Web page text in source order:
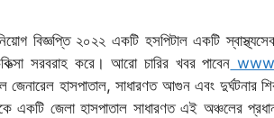
বিজ্ঞপ্তি ২০২২ একটি হসপিটাল একটি স্বাস্থ্যসেবা
সরবরাহ করে। আরো চারির খবর পাবেন
জেনারেল হাসপাতাল, সাধারণত আগুন এবং দুর্ঘটনার
একটি জেলা হাসপাতাল সাধারণত এই অঞ্চলের প্রধান